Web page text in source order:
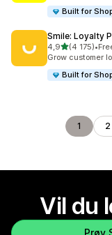
Built for
Smile: Loyalty
4,9av 5 stjerner
(4 175)
Totalt 4175 •
Grow customer
Built for
1 2
Vil du
Prøv